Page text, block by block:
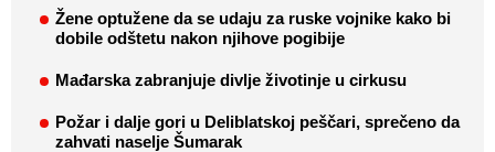
Žene optužene da se udaju za ruske vojnike kako bi
dobile odštetu nakon njihove pogibije
Mađarska zabranjuje divlje životinje u cirkusu
Požar i dalje gori u Deliblatskoj peščari, sprečeno da
zahvati naselje Šumarak